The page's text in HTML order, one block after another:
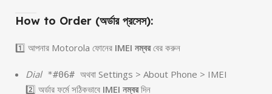
How to Order (অর্ডার প্রসেস):
1️⃣ আপনার Motorola ফোনের IMEI নম্বরবের করুন
Dial *#06# অথবা Settings > About Phone > IMEI
2️⃣ অর্ডার ফর্মে সঠিকভাবে IMEI নম্বরদিন